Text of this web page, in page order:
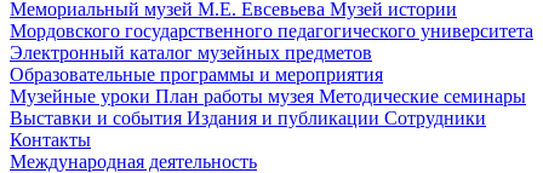
Мемориальный музей М.Е. Евсевьева Музей истории
Мордовского государственного педагогического университета
Электронный каталог музейных предметов
Образовательные программы и мероприятия
Музейные уроки План работы музея Методические семинары
Выставки и события Издания и публикации Сотрудники
Контакты
Международная деятельность